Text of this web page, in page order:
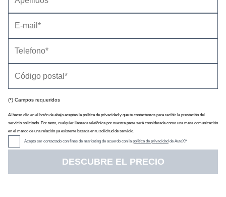
(*) Campos requeridos
Al hacer clic en el botón de abajo aceptas la política de privacidad y que te contactemos para recibir la prestación del
servicio solicitado. Por tanto, cualquier llamada telefónica por nuestra parte será considerada como una mera comunicación
en el marco de una relación ya existente basada en tu solicitud de servicio.
Acepto ser contactado con fines de marketing de acuerdo con lapolítica de privacidad de AutoXY
DESCUBRE EL PRECIO